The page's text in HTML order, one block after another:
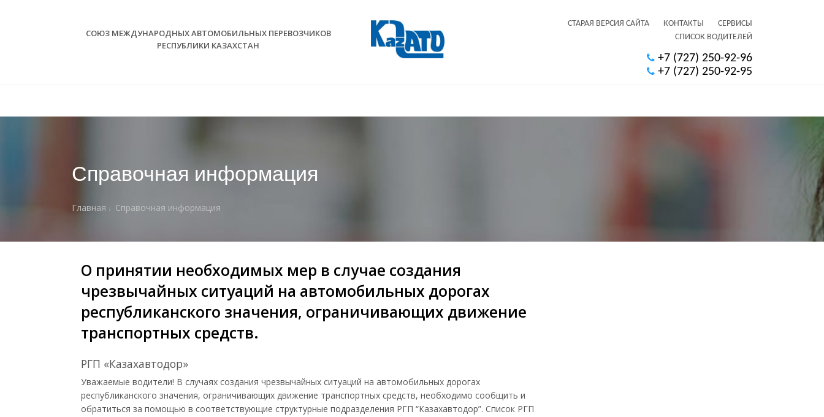
СОЮЗ МЕЖДУНАРОДНЫХ АВТОМОБИЛЬНЫХ ПЕРЕВОЗЧИКОВ
РЕСПУБЛИКИ КАЗАХСТАН
СТАРАЯ ВЕРСИЯ САЙТА КОНТАКТЫ
СЕРВИСЫ
СПИСОК ВОДИТЕЛЕЙ
+7 (727) 250-92-96
+7 (727) 250-92-95
Cправочная информация
Главная Cправочная информация
О принятии необходимых мер в случае создания
чрезвычайных ситуаций на автомобильных дорогах
республиканского значения, ограничивающих движение
транспортных средств.
РГП «Казахавтодор»
Уважаемые водители! В случаях создания чрезвычайных ситуаций на автомобильных дорогах
республиканского значения, ограничивающих движение транспортных средств, необходимо сообщить и
обратиться за помощью в соответствующие структурные подразделения РГП “Казахавтодор”. Список РГП